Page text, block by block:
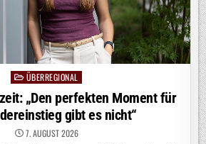
Posted
in
ÜBERREGIONAL
„Den perfekten Moment für
gibt es nicht“
7. AUGUST 2026